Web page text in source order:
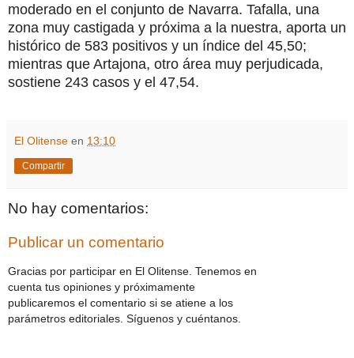
moderado en el conjunto de Navarra. Tafalla, una
zona muy castigada y próxima a la nuestra, aporta un
histórico de 583 positivos y un índice del 45,50;
mientras que Artajona, otro área muy perjudicada,
sostiene 243 casos y el 47,54.
El Olitense en 13:10
Compartir
No hay comentarios:
Publicar un comentario
Gracias por participar en El Olitense. Tenemos en
cuenta tus opiniones y próximamente
publicaremos el comentario si se atiene a los
parámetros editoriales. Síguenos y cuéntanos.